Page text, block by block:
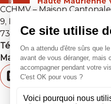
CCHMV – Maison Cantonale
9, Place Sommeiller
73 500 Modane
Tél :
04 79 05 10 54
Mail :contact@cchmv.fr